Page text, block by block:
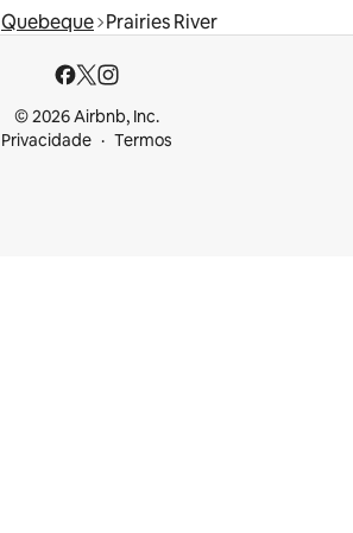
Quebeque Prairies River
© 2026 Airbnb, Inc.
Privacidade
Termos